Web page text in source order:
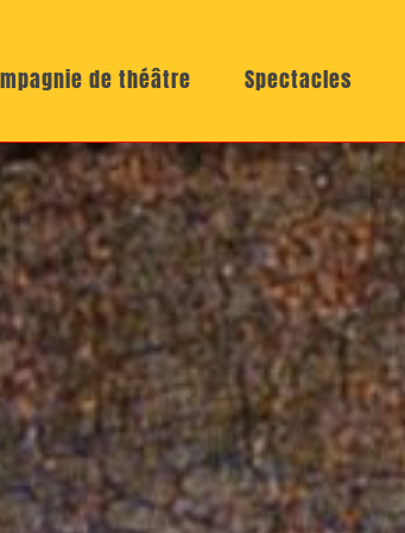
de théâtre Spectacles